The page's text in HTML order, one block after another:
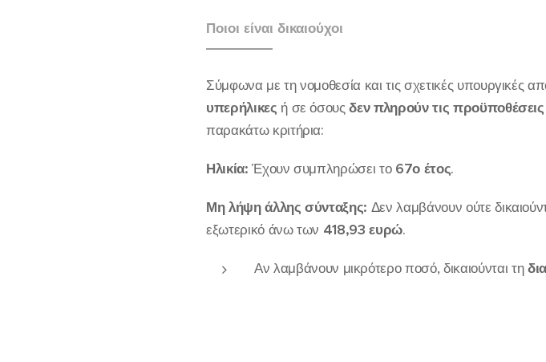
Ποιοι είναι δικαιούχοι
Σύμφωνα με τη νομοθεσία και τις σχετικές υπουργικές
υπερήλικες ή σε όσουςδεν πληρούν τις
παρακάτω κριτήρια:
Ηλικία: Έχουν συμπληρώσει το 67ο έτος.
Μη λήψη άλλης σύνταξης: Δεν λαμβάνουν ούτε
εξωτερικό άνω των 418,93 ευρώ.
Αν λαμβάνουν μικρότερο ποσό, δικαιούνται τη